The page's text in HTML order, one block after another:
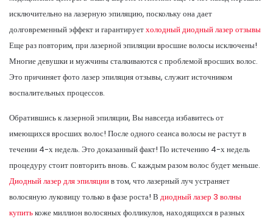
исключительно на лазерную эпиляцию, поскольку она дает
долговременный эффект и гарантируетхолодный диодный лазер отзывы
Еще раз повторим, при лазерной эпиляции вросшие волосы исключены!
Многие девушки и мужчины сталкиваются с проблемой вросших волос.
Это причиняет фото лазер эпиляция отзывы, служит источником
воспалительных процессов.
Обратившись к лазерной эпиляции, Вы навсегда избавитесь от
имеющихся вросших волос! После одного сеанса волосы не растут в
течении 4-х недель. Это доказанный факт! По истечению 4-х недель
процедуру стоит повторить вновь. С каждым разом волос будет меньше.
Диодный лазер для эпиляциив том, что лазерный луч устраняет
волосяную луковицу только в фазе роста! В диодный лазер 3 волны
купитькоже миллион волосяных фолликулов, находящихся в разных